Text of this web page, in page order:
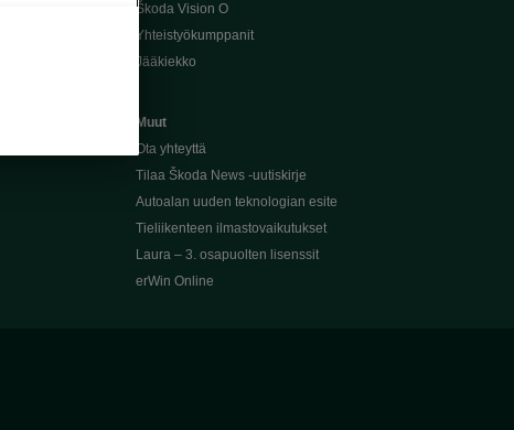
Škoda Vision O
Yhteistyökumppanit
Jääkiekko
Muut
Ota yhteyttä
Tilaa Škoda News -uutiskirje
Autoalan uuden teknologian esite
Tieliikenteen ilmastovaikutukset
Laura – 3. osapuolten lisenssit
erWin Online